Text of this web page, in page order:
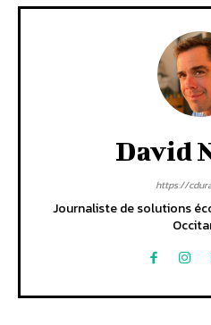
David
https://
Journaliste de solutions